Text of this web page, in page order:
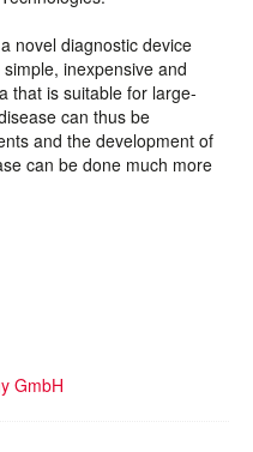
novel diagnostic device
inexpensive and
that is suitable for large-
can thus be
and the development of
can be done much more
GmbH